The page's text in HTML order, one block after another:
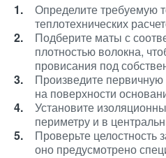
Определите требуемую
теплотехнических
Подберите маты с
плотностью волокна,
провисания под
Произведите первичную
на поверхности
Установите
периметру и в
Проверьте целостность
оно предусмотрено